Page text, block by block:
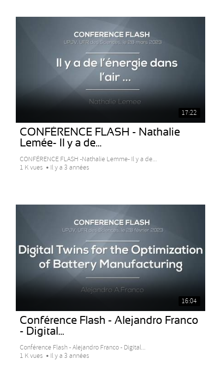
17:22
CONFÉRENCE FLASH - Nathalie
Lemée- Il y a de...
CONFÉRENCE FLASH -Nathalie Lemme- Il y a de...
1 K vues
Il y a 3 années
16:04
Conférence Flash - Alejandro Franco
- Digital...
Conférence Flash - Alejandro Franco - Digital...
1 K vues
Il y a 3 années